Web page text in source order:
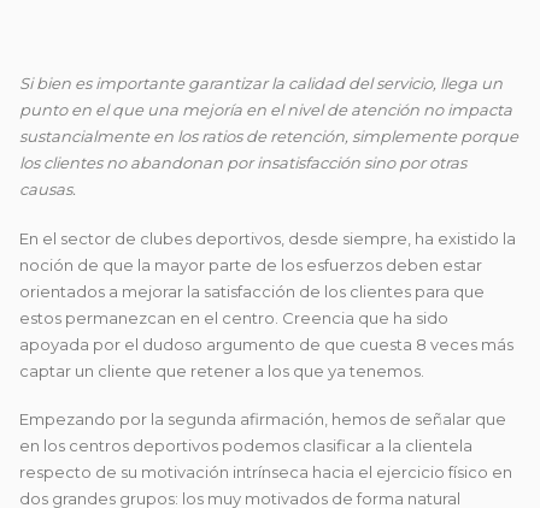
Si bien es importante garantizar la calidad del servicio, llega un
punto en el que una mejoría en el nivel de atención no impacta
sustancialmente en los ratios de retención, simplemente porque
los clientes no abandonan por insatisfacción sino por otras
causas.
En el sector de clubes deportivos, desde siempre, ha existido la
noción de que la mayor parte de los esfuerzos deben estar
orientados a mejorar la satisfacción de los clientes para que
estos permanezcan en el centro. Creencia que ha sido
apoyada por el dudoso argumento de que cuesta 8 veces más
captar un cliente que retener a los que ya tenemos.
Empezando por la segunda afirmación, hemos de señalar que
en los centros deportivos podemos clasificar a la clientela
respecto de su motivación intrínseca hacia el ejercicio físico en
dos grandes grupos: los muy motivados de forma natural